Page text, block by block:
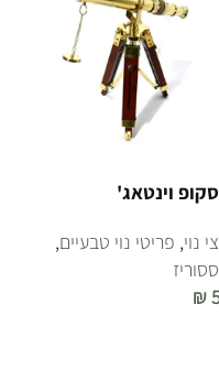
וינטאג'
נוי, פריטי נוי טבעיים,
₪